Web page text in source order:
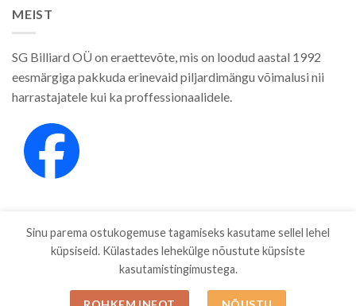
MEIST
SG Billiard OÜ on eraettevõte, mis on loodud aastal 1992
eesmärgiga pakkuda erinevaid piljardimängu võimalusi nii
harrastajatele kui ka proffessionaalidele.
KAUBAMÄRGID ETTEVÕTTEST
PRIVAATSUSPOLIITIKA
Sinu parema ostukogemuse tagamiseks kasutame sellel lehel
küpsiseid. Külastades lehekülge nõustute küpsiste
kasutamistingimustega.